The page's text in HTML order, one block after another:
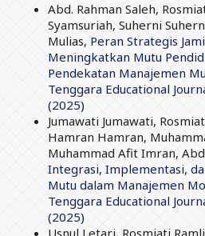
Abd. Rahman Saleh,
Syamsuriah, Suherni
Mulias, Peran Strategis
Meningkatkan Mutu
Pendekatan Manajemen
Tenggara Educational
(2025)
Jumawati Jumawati,
Hamran Hamran,
Muhammad Afit Imran,
Integrasi, Implementasi,
Mutu dalam Manajemen
Tenggara Educational
(2025)
Usnul Letari, Rosmiati